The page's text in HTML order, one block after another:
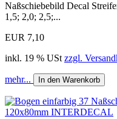
Naßschiebebild Decal
1,5; 2,0; 2,5;...
EUR 7,10
inkl. 19 % USt zzgl.
mehr... In den Warenkorb